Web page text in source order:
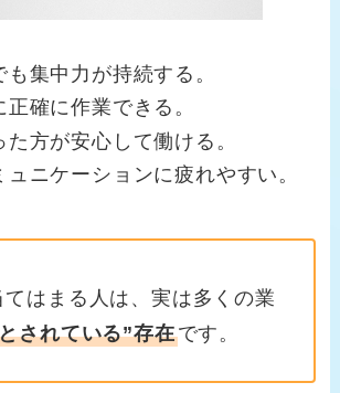
も集中力が持続する。
確に作業できる。
方が安心して働ける。
ュニケーションに疲れやすい。
てはまる人は、実は多くの業
されている”存在です。